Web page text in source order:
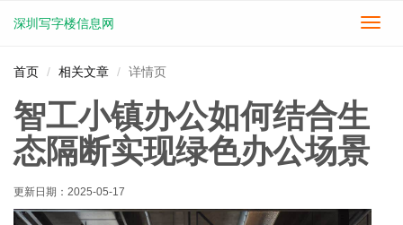
切
深圳写字楼信息网
首页 相关文章 详情页
智工小镇办公如何结合生
态隔断实现绿色办公场景
更新日期： 2025-05-17